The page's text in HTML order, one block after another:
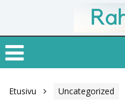
Etusivu Uncategorized